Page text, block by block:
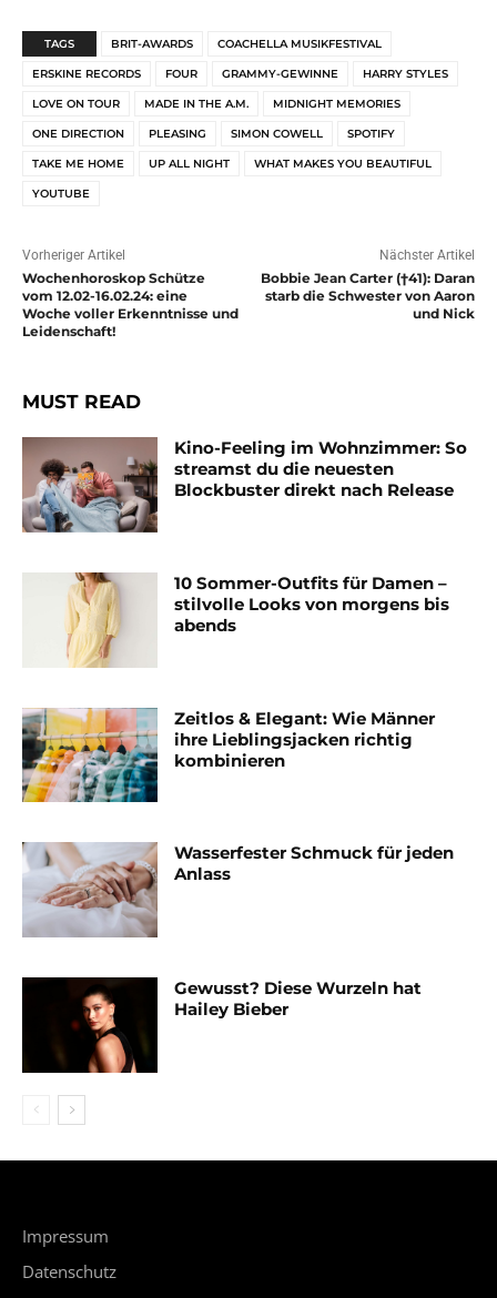
TAGS BRIT-AWARDS COACHELLA MUSIKFESTIVAL
ERSKINE RECORDS FOUR GRAMMY-GEWINNE HARRY STYLES
LOVE ON TOUR MADE IN THE A.M. MIDNIGHT MEMORIES
ONE DIRECTION PLEASING SIMON COWELL SPOTIFY
TAKE ME HOME UP ALL NIGHT WHAT MAKES YOU BEAUTIFUL
YOUTUBE
Vorheriger Artikel
Wochenhoroskop Schütze
vom 12.02-16.02.24: eine
Woche voller Erkenntnisse und
Leidenschaft!
Nächster Artikel
Bobbie Jean Carter (†41): Daran
starb die Schwester von Aaron
und Nick
MUST READ
Kino-Feeling im Wohnzimmer: So
streamst du die neuesten
Blockbuster direkt nach Release
10 Sommer-Outfits für Damen –
stilvolle Looks von morgens bis
abends
Zeitlos & Elegant: Wie Männer
ihre Lieblingsjacken richtig
kombinieren
Wasserfester Schmuck für jeden
Anlass
Gewusst? Diese Wurzeln hat
Hailey Bieber
Impressum
Datenschutz